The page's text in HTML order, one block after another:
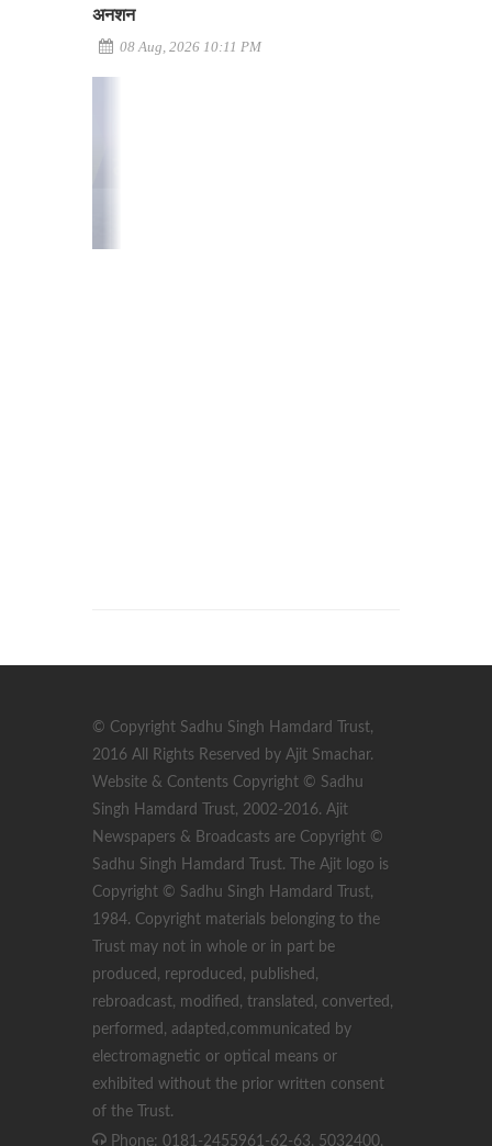
अनशन
08 Aug, 2026 10:11 PM
© Copyright Sadhu Singh Hamdard Trust,
2016 All Rights Reserved by Ajit Smachar.
Website & Contents Copyright © Sadhu
Singh Hamdard Trust, 2002-2016. Ajit
Newspapers & Broadcasts are Copyright ©
Sadhu Singh Hamdard Trust. The Ajit logo is
Copyright © Sadhu Singh Hamdard Trust,
1984. Copyright materials belonging to the
Trust may not in whole or in part be
produced, reproduced, published,
rebroadcast, modified, translated, converted,
performed, adapted,communicated by
electromagnetic or optical means or
exhibited without the prior written consent
of the Trust.
Phone: 0181-2455961-62-63, 5032400,